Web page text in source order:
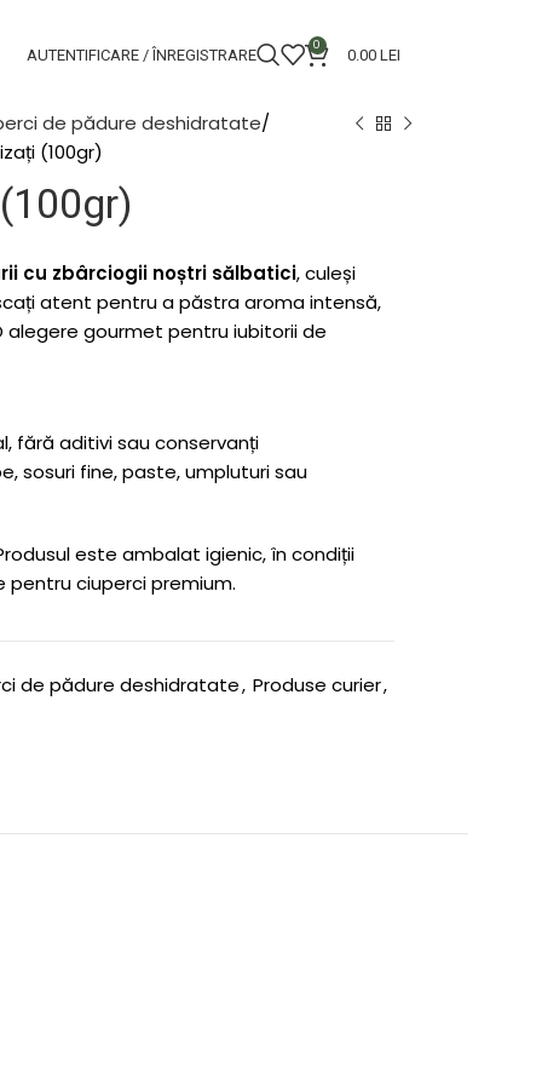
AUTENTIFICARE / ÎNREGISTRARE
0
0.00 LEI
de pădure deshidratate
(100gr)
cu zbârciogii noștri sălbatici, culeși
atent pentru a păstra aroma intensă,
gourmet pentru iubitorii de
fără aditivi sau conservanți
sosuri fine, paste, umpluturi sau
este ambalat igienic, în condiții
ciuperci premium.
de pădure deshidratate, Produse curier,